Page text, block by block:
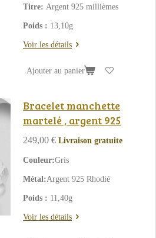
Titre: Argent 925 millièmes
Poids : 13,10g
Voir les détails
Ajouter au panier
Bracelet manchette
martelé , argent 925
249,00 € Livraison gratuite
Couleur:Gris
Métal:Argent 925 Rhodié
Poids : 11,40g
Voir les détails